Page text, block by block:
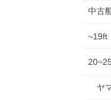
中古
~19ft
ヤ